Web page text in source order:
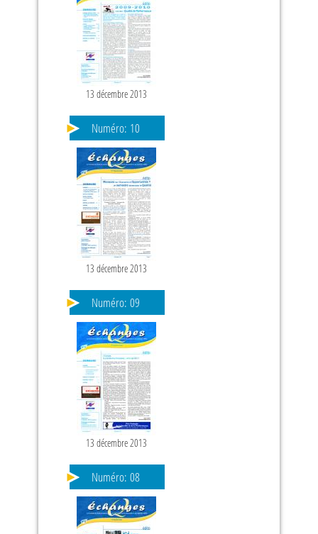
13 décembre 2013
Numéro: 10
13 décembre 2013
Numéro: 09
13 décembre 2013
Numéro: 08